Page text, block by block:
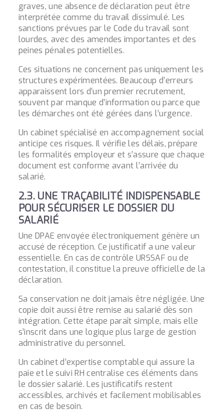
graves, une absence de déclaration peut être
interprétée comme du travail dissimulé. Les
sanctions prévues par le Code du travail sont
lourdes, avec des amendes importantes et des
peines pénales potentielles.
Ces situations ne concernent pas uniquement les
structures expérimentées. Beaucoup d’erreurs
apparaissent lors d’un premier recrutement,
souvent par manque d’information ou parce que
les démarches ont été gérées dans l’urgence.
Un cabinet spécialisé en accompagnement social
anticipe ces risques. Il vérifie les délais, prépare
les formalités employeur et s’assure que chaque
document est conforme avant l’arrivée du
salarié.
2.3. UNE TRAÇABILITÉ INDISPENSABLE
POUR SÉCURISER LE DOSSIER DU
SALARIÉ
Une DPAE envoyée électroniquement génère un
accusé de réception. Ce justificatif a une valeur
essentielle. En cas de contrôle URSSAF ou de
contestation, il constitue la preuve officielle de la
déclaration.
Sa conservation ne doit jamais être négligée. Une
copie doit aussi être remise au salarié dès son
intégration. Cette étape paraît simple, mais elle
s’inscrit dans une logique plus large de gestion
administrative du personnel.
Un cabinet d’expertise comptable qui assure la
paie et le suivi RH centralise ces éléments dans
le dossier salarié. Les justificatifs restent
accessibles, archivés et facilement mobilisables
en cas de besoin.